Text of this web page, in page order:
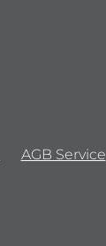
AGB Service